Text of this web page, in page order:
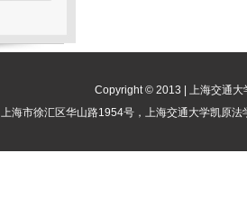
Copyright © 2013 | 上海交通
上海市徐汇区华山路1954号，上海交通大学凯原